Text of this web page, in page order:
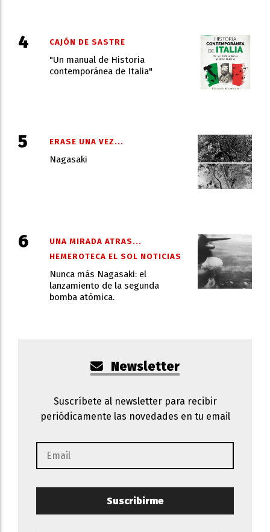
"Un manual de Historia
contemporánea de Italia"
CAJÓN DE SASTRE
Nagasaki
ERASE UNA VEZ...
Nunca más Nagasaki: el
lanzamiento de la segunda
bomba atómica.
UNA MIRADA ATRAS...
HEMEROTECA EL SOL NOTICIAS
Newsletter
Suscríbete al newsletter para recibir
periódicamente las novedades en tu email
Suscribirme